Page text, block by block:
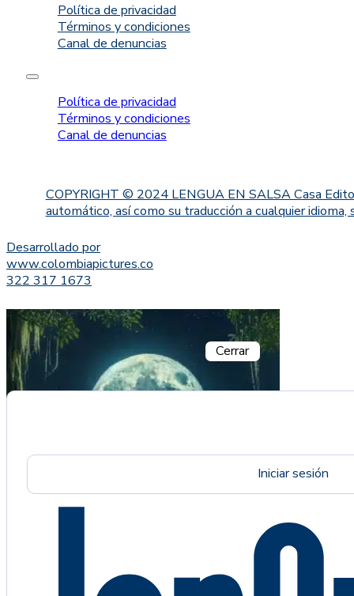
Política de privacidad
Términos y condiciones
Canal de denuncias
Política de privacidad
Términos y condiciones
Canal de denuncias
COPYRIGHT © 2024 LENGUA EN SALSA Casa
automático, así como su traducción a cualquier
Desarrollado por
www.colombiapictures.co
322 317 1673
Cerrar
Iniciar sesión